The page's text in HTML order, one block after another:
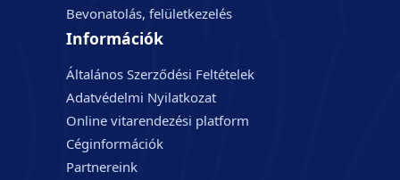
Bevonatolás, felületkezelés
Információk
Általános Szerződési Feltételek
Adatvédelmi Nyilatkozat
Online vitarendezési platform
Céginformációk
Partnereink